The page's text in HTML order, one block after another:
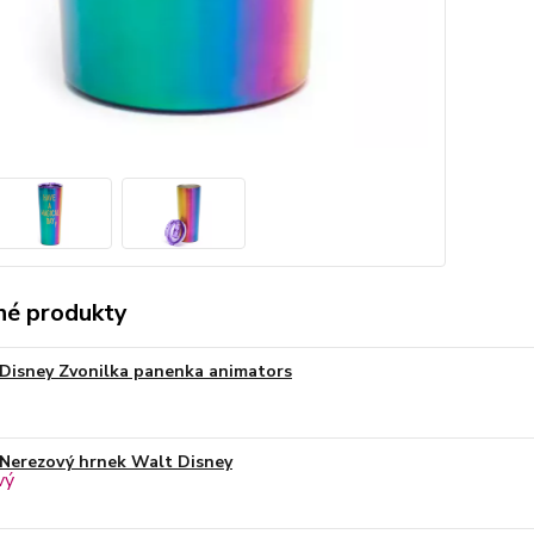
produkty
Zvonilka panenka animators
hrnek Walt Disney